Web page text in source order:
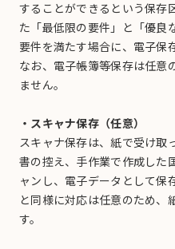
することができるという保存
た「最低限の要件」と「優良
要件を満たす場合に、電子保
なお、電子帳簿等保存は任意
ません。
・スキャナ保存（任意）
スキャナ保存は、紙で受け取
書の控え、手作業で作成した
ャンし、電子データとして保
と同様に対応は任意のため、
す。